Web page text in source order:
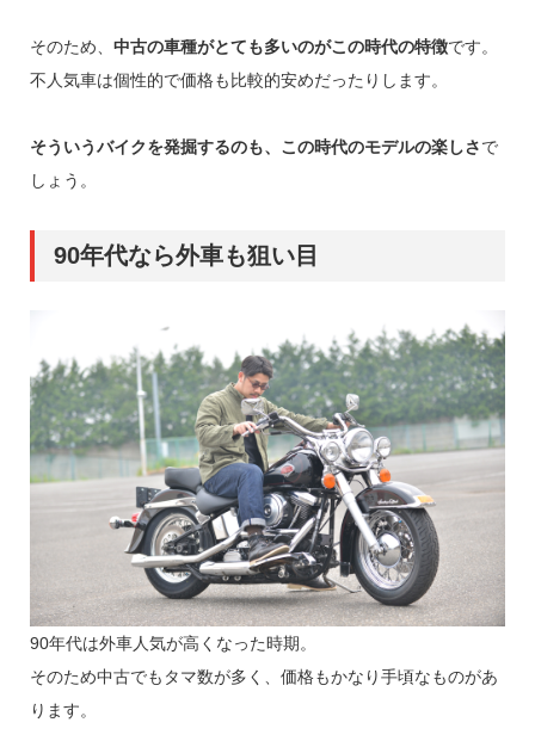
そのため、 中古の車種がとても多いのがこの時代の特徴です。
不人気車は個性的で価格も比較的安めだったりします。
そういうバイクを発掘するのも、この時代のモデルの楽しさで
しょう。
90年代なら外車も狙い目
90年代は外車人気が高くなった時期。
そのため中古でもタマ数が多く、価格もかなり手頃なものがあ
ります。